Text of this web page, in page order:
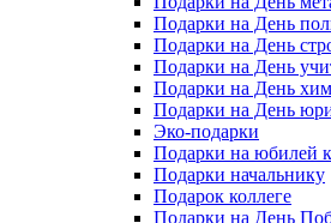
Подарки на День
Подарки на День
Подарки на День
Подарки на День
Подарки на День
Эко-подарки
Подарки на юбилей
Подарки начальнику
Подарок коллеге
Подарки на День